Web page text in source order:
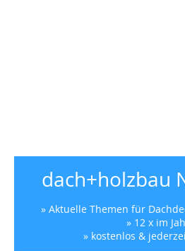
dach+holzbau
» Aktuelle Themen für
» 12 x im
» kostenlos &